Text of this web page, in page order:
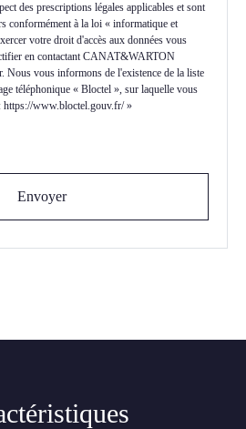
des prescriptions légales applicables et sont
conformément à la loi « informatique et
votre droit d'accès aux données vous
en contactant CANAT&WARTON
Nous vous informons de l'existence de la liste
téléphonique « Bloctel », sur laquelle vous
https://www.bloctel.gouv.fr/ »
Envoyer